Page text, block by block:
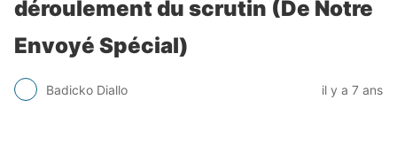
déroulement du scrutin (De Notre
Envoyé Spécial)
Badicko Diallo il y a 7 ans